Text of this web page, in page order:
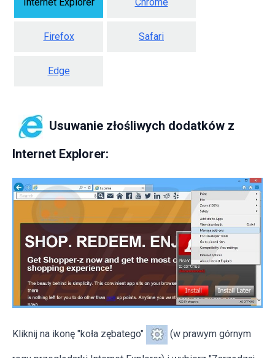
Internet Explorer Chrome
Firefox Safari
Edge
Usuwanie złośliwych dodatków z
Internet Explorer:
Kliknij na ikonę "koła zębatego" (w prawym górnym